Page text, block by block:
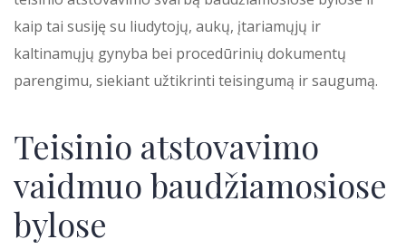
kaip tai susiję su liudytojų, aukų, įtariamųjų ir
kaltinamųjų gynyba bei procedūrinių dokumentų
parengimu, siekiant užtikrinti teisingumą ir saugumą.
Teisinio atstovavimo
vaidmuo baudžiamosiose
bylose